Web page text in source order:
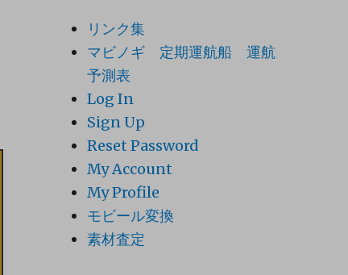
リンク集
マビノギ 定期運航船 運航
予測表
Log In
Sign Up
Reset Password
My Account
My Profile
モビール変換
素材査定